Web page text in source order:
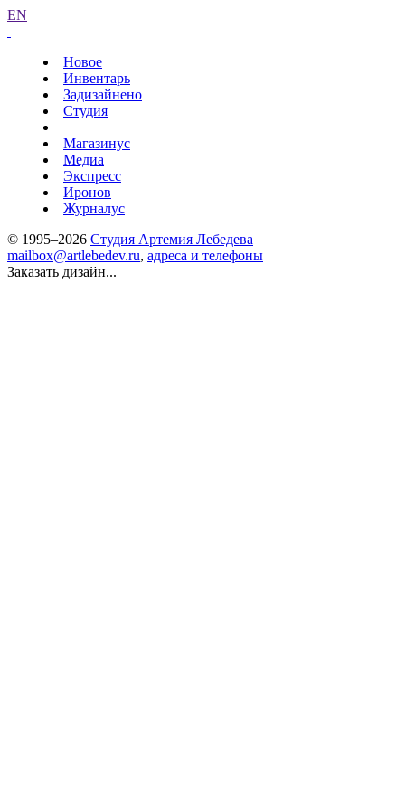
EN
Новое
Инвентарь
Задизайнено
Студия
Магазинус
Медиа
Экспресс
Иронов
Журналус
© 1995–2026 Студия Артемия Лебедева
mailbox@artlebedev.ru, адреса и телефоны
Заказать дизайн...